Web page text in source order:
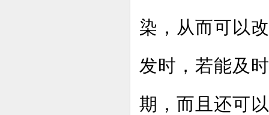
染，从而可以
发时，若能及
期，而且还可